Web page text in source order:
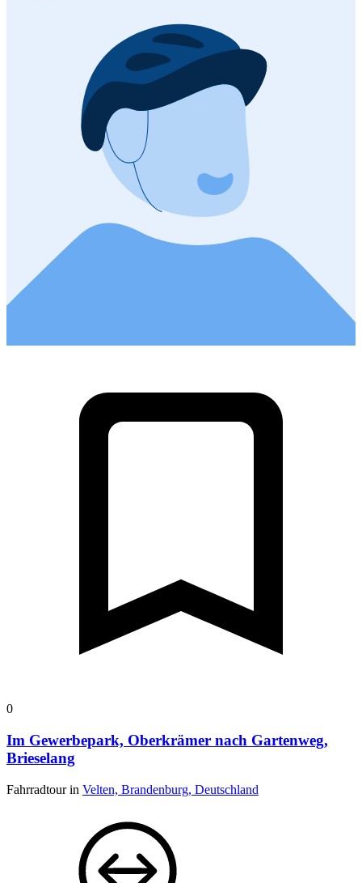
0
Im Gewerbepark, Oberkrämer nach Gartenweg,
Brieselang
Fahrradtour in Velten, Brandenburg, Deutschland